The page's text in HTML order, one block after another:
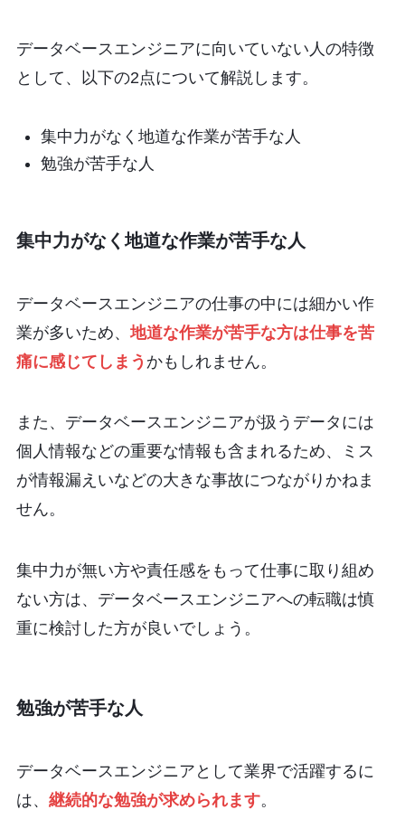
データベースエンジニアに向いていない人の特徴
として、以下の2点について解説します。
集中力がなく地道な作業が苦手な人
勉強が苦手な人
集中力がなく地道な作業が苦手な人
データベースエンジニアの仕事の中には細かい作
業が多いため、 地道な作業が苦手な方は仕事を苦
痛に感じてしまう かもしれません。
また、データベースエンジニアが扱うデータには
個人情報などの重要な情報も含まれるため、ミス
が情報漏えいなどの大きな事故につながりかねま
せん。
集中力が無い方や責任感をもって仕事に取り組め
ない方は、データベースエンジニアへの転職は慎
重に検討した方が良いでしょう。
勉強が苦手な人
データベースエンジニアとして業界で活躍するに
は、 継続的な勉強が求められます。